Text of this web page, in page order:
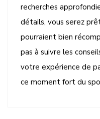
recherches
détails, vous serez
pourraient bien
pas à suivre les
votre expérience de
ce moment fort du